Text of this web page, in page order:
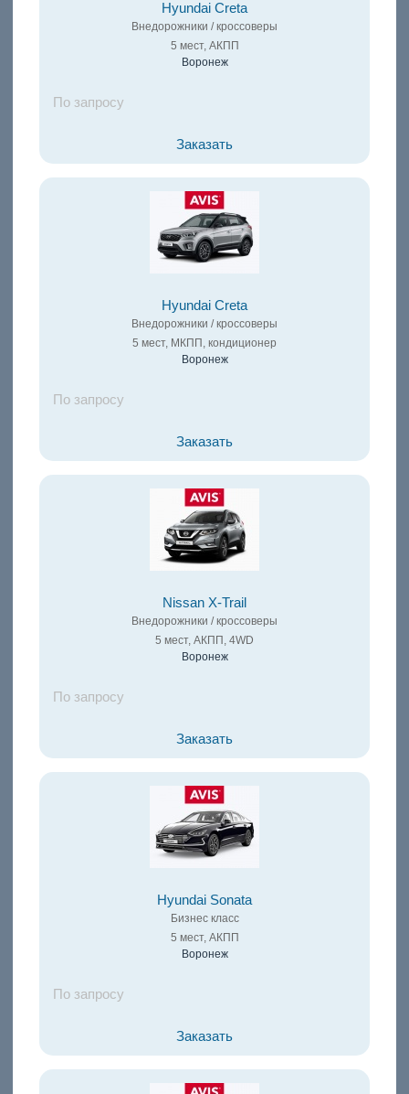
Hyundai Creta
Внедорожники / кроссоверы
5 мест, АКПП
Воронеж
По запросу
Заказать
Hyundai Creta
Внедорожники / кроссоверы
5 мест, МКПП, кондиционер
Воронеж
По запросу
Заказать
Nissan X-Trail
Внедорожники / кроссоверы
5 мест, АКПП, 4WD
Воронеж
По запросу
Заказать
Hyundai Sonata
Бизнес класс
5 мест, АКПП
Воронеж
По запросу
Заказать